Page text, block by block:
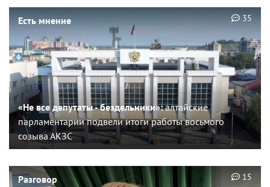
Есть мнение
«Не все депутаты - бездельники»:алтайские
парламентарии подвели итоги работы восьмого
созыва АКЗС
35
Разговор 15